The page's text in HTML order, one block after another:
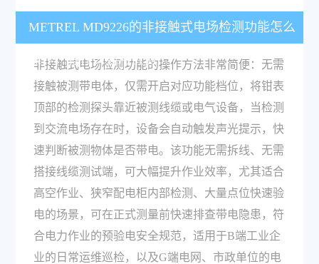
METREL MD9226的非接触式电场检测功能怎么
操作，有什么实用价值？
非接触式电场检测功能的操作方法非常简便：无需
接触被测带电体，仅需开启对应功能档位，将钳表
顶部的检测探头靠近被测线缆或电气设备，当检测
到交流电场存在时，设备会自动触发声光提示，快
速判断被测物体是否带电。该功能无需拆线、无需
搭接线缆测试端，可大幅提升作业效率，尤其适合
高空作业、狭窄配电柜内部检测、大量点位快速验
电的场景，可在正式测量前快速排查带电隐患，符
合电力作业的预验电安全规范，适用于B端工业企
业的日常运维巡检，以及G端电网、市政单位的电